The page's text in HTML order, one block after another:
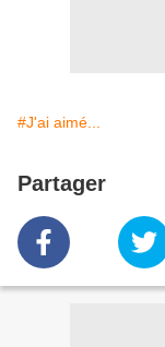
#J'ai aimé...
Partager